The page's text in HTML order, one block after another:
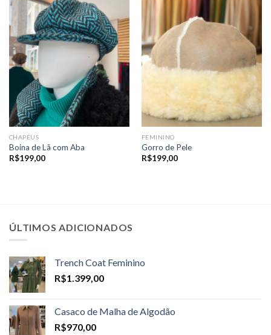
CHAPÉUS
Boina de Lã com Aba
R$199,00
FEMININO
Gorro de Pele
R$199,00
ÚLTIMOS ADICIONADOS
Trench Coat Feminino
R$1.399,00
Casaco de Malha de Algodão
R$970,00